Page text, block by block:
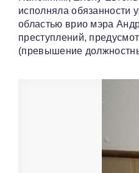
исполняла обязанности
областью врио мэра
преступлений,
(превышение